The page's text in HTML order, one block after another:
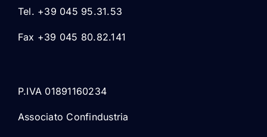
Tel. +39 045 95.31.53
Fax +39 045 80.82.141
P.IVA 01891160234
Associato Confindustria